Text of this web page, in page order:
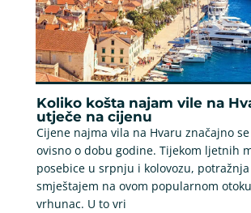
Koliko košta najam vile na
utječe na cijenu
Cijene najma vila na Hvaru značajno
ovisno o dobu godine. Tijekom ljetnih
posebice u srpnju i kolovozu, potražnja
smještajem na ovom popularnom
vrhunac. U to vri